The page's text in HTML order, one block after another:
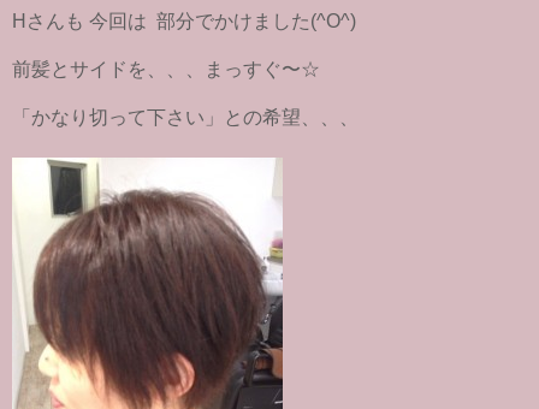
Hさんも 今回は 部分でかけました(^O^)
前髪とサイドを、、、まっすぐ〜☆
「かなり切って下さい」との希望、、、